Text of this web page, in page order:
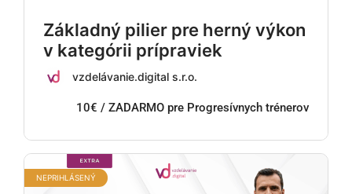
Základný pilier pre herný výkon
v kategórii prípraviek
vzdelávanie.digital s.r.o.
10€ / ZADARMO pre Progresívnych trénerov
NEPRIHLÁSENÝ